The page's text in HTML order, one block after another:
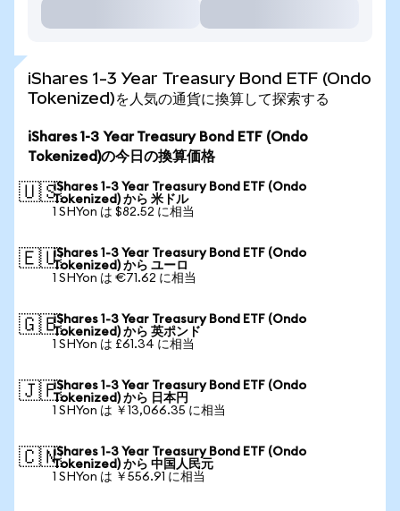
iShares 1-3 Year Treasury Bond ETF (Ondo
Tokenized)を人気の通貨に換算して探索する
iShares 1-3 Year Treasury Bond ETF (Ondo
Tokenized)の今日の換算価格
🇺🇸iShares 1-3 Year Treasury Bond ETF (Ondo
Tokenized) から 米ドル
1 SHYon は $82.52 に相当
🇪🇺iShares 1-3 Year Treasury Bond ETF (Ondo
Tokenized) から ユーロ
1 SHYon は €71.62 に相当
🇬🇧iShares 1-3 Year Treasury Bond ETF (Ondo
Tokenized) から 英ポンド
1 SHYon は £61.34 に相当
🇯🇵iShares 1-3 Year Treasury Bond ETF (Ondo
Tokenized) から 日本円
1 SHYon は ￥13,066.35 に相当
🇨🇳iShares 1-3 Year Treasury Bond ETF (Ondo
Tokenized) から 中国人民元
1 SHYon は ￥556.91 に相当